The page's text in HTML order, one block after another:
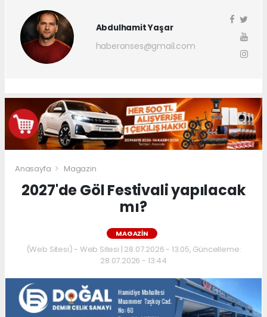
Abdulhamit Yaşar
haberonses@gmail.com
Anasayfa Magazin
2027'de Göl Festivali yapılacak
mı?
MAGAZIN
(Web Sitesi) - Web Sitesi | 28.07.2026 - 13:05, Güncelleme:
28.07.2026 - 13:44